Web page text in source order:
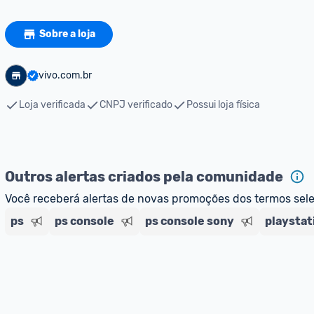
Sobre a loja
vivo.com.br
Loja verificada CNPJ verificado Possui loja física
Outros alertas criados pela comunidade
Você receberá alertas de novas promoções dos termos
ps
ps console ps console sony